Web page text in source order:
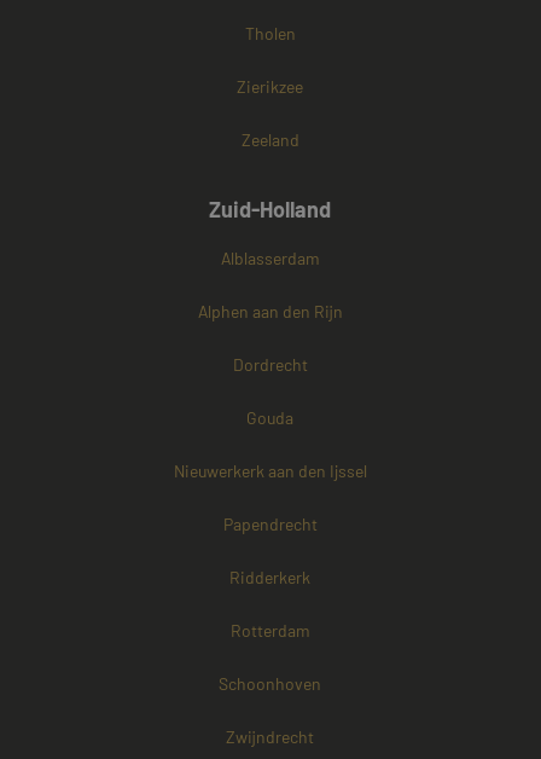
Tholen
Zierikzee
Zeeland
Zuid-Holland
Alblasserdam
Alphen aan den Rijn
Dordrecht
Gouda
Nieuwerkerk aan den Ijssel
Papendrecht
Ridderkerk
Rotterdam
Schoonhoven
Zwijndrecht